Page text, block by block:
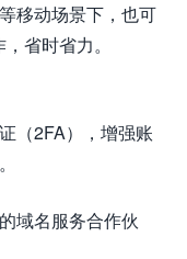
移动场景下，也可
省时省力。
（2FA），增强账
域名服务合作伙